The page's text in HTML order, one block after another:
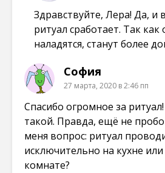
Здравствуйте, Лера! Да, и
ритуал сработает. Так
наладятся, станут более
София
27 марта, 2020 в 2:46 пп
Спасибо огромное за
такой. Правда, ещё не
меня вопрос: ритуал
исключительно на кухне
комнате?